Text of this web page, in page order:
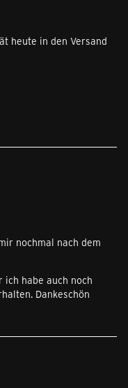
heute in den Versand
nochmal nach dem
ich habe auch noch
Dankeschön